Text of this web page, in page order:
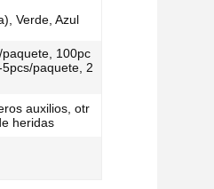
Verde, Azul
100pc
paquete, 2
auxilios, otr
heridas